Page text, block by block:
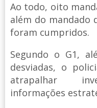
Ao todo, oito
além do mandado
foram cumpridos.
Segundo o G1,
desviadas, o
atrapalhar
informações